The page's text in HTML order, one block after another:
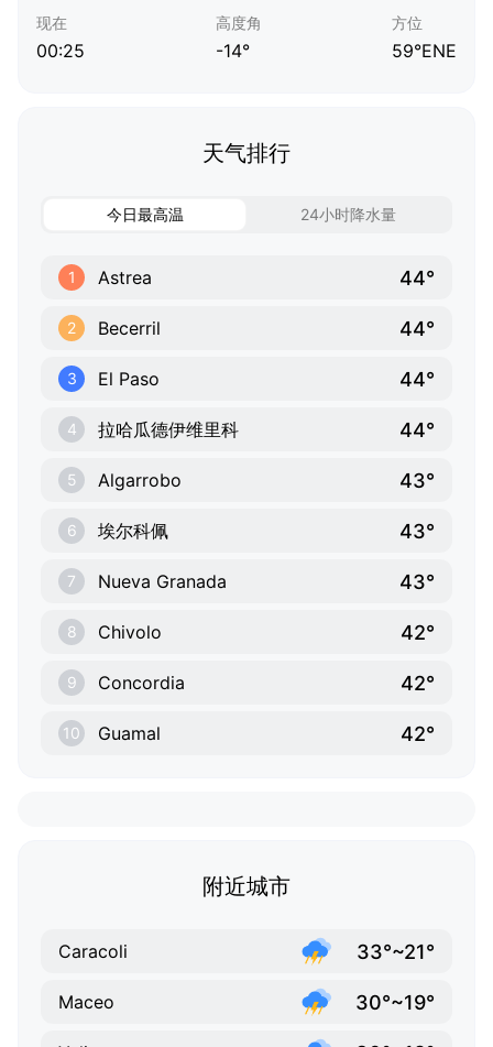
现在
00:25
高度角
-14°
方位
59°ENE
天气排行
今日最高温 24小时降水量
1 Astrea 44°
2 Becerril 44°
3 El Paso 44°
4 拉哈瓜德伊维里科 44°
5 Algarrobo 43°
6 埃尔科佩 43°
7 Nueva Granada 43°
8 Chivolo 42°
9 Concordia 42°
10 Guamal 42°
附近城市
Caracoli 33°~21°
Maceo 30°~19°